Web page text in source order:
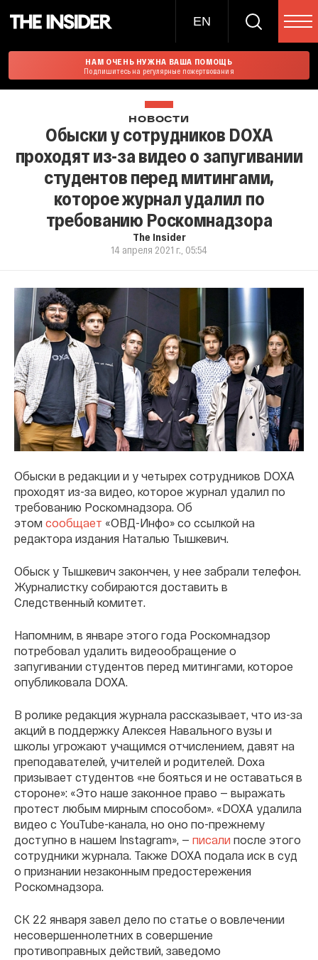
EN
НАМ ОЧЕНЬ НУЖНА ВАША ПОМОЩЬ
Подпишитесь на регулярные пожертвования
НОВОСТИ
Обыски у сотрудников DOXA
проходят из-за видео о запугивании
студентов перед митингами,
которое журнал удалил по
требованию Роскомнадзора
The Insider
14 апреля 2021 г., 05:54
Обыски в редакции и у четырех сотрудников DOXA
проходят из-за видео, которое журнал удалил по
требованию Роскомнадзора. Об
этом сообщает «ОВД-Инфо» со ссылкой на
редактора издания Наталью Тышкевич.
Обыск у Тышкевич закончен, у нее забрали телефон.
Журналистку собираются доставить в
Следственный комитет.
Напомним, в январе этого года Роскомнадзор
потребовал удалить видеообращение о
запугивании студентов перед митингами, которое
опубликовала DOXA.
В ролике редакция журнала рассказывает, что из-за
акций в поддержку Алексея Навального вузы и
школы угрожают учащимся отчислением, давят на
преподавателей, учителей и родителей. Doxa
призывает студентов «не бояться и не оставаться в
стороне»: «Это наше законное право — выражать
протест любым мирным способом». «DOXA удалила
видео с YouTube-канала, но оно по-прежнему
доступно в нашем Instagram», — писали после этого
сотрудники журнала. Также DOXA подала иск в суд
о признании незаконным предостережения
Роскомнадзора.
СК 22 января завел дело по статье о вовлечении
несовершеннолетних в совершение
противоправных действий, заведомо